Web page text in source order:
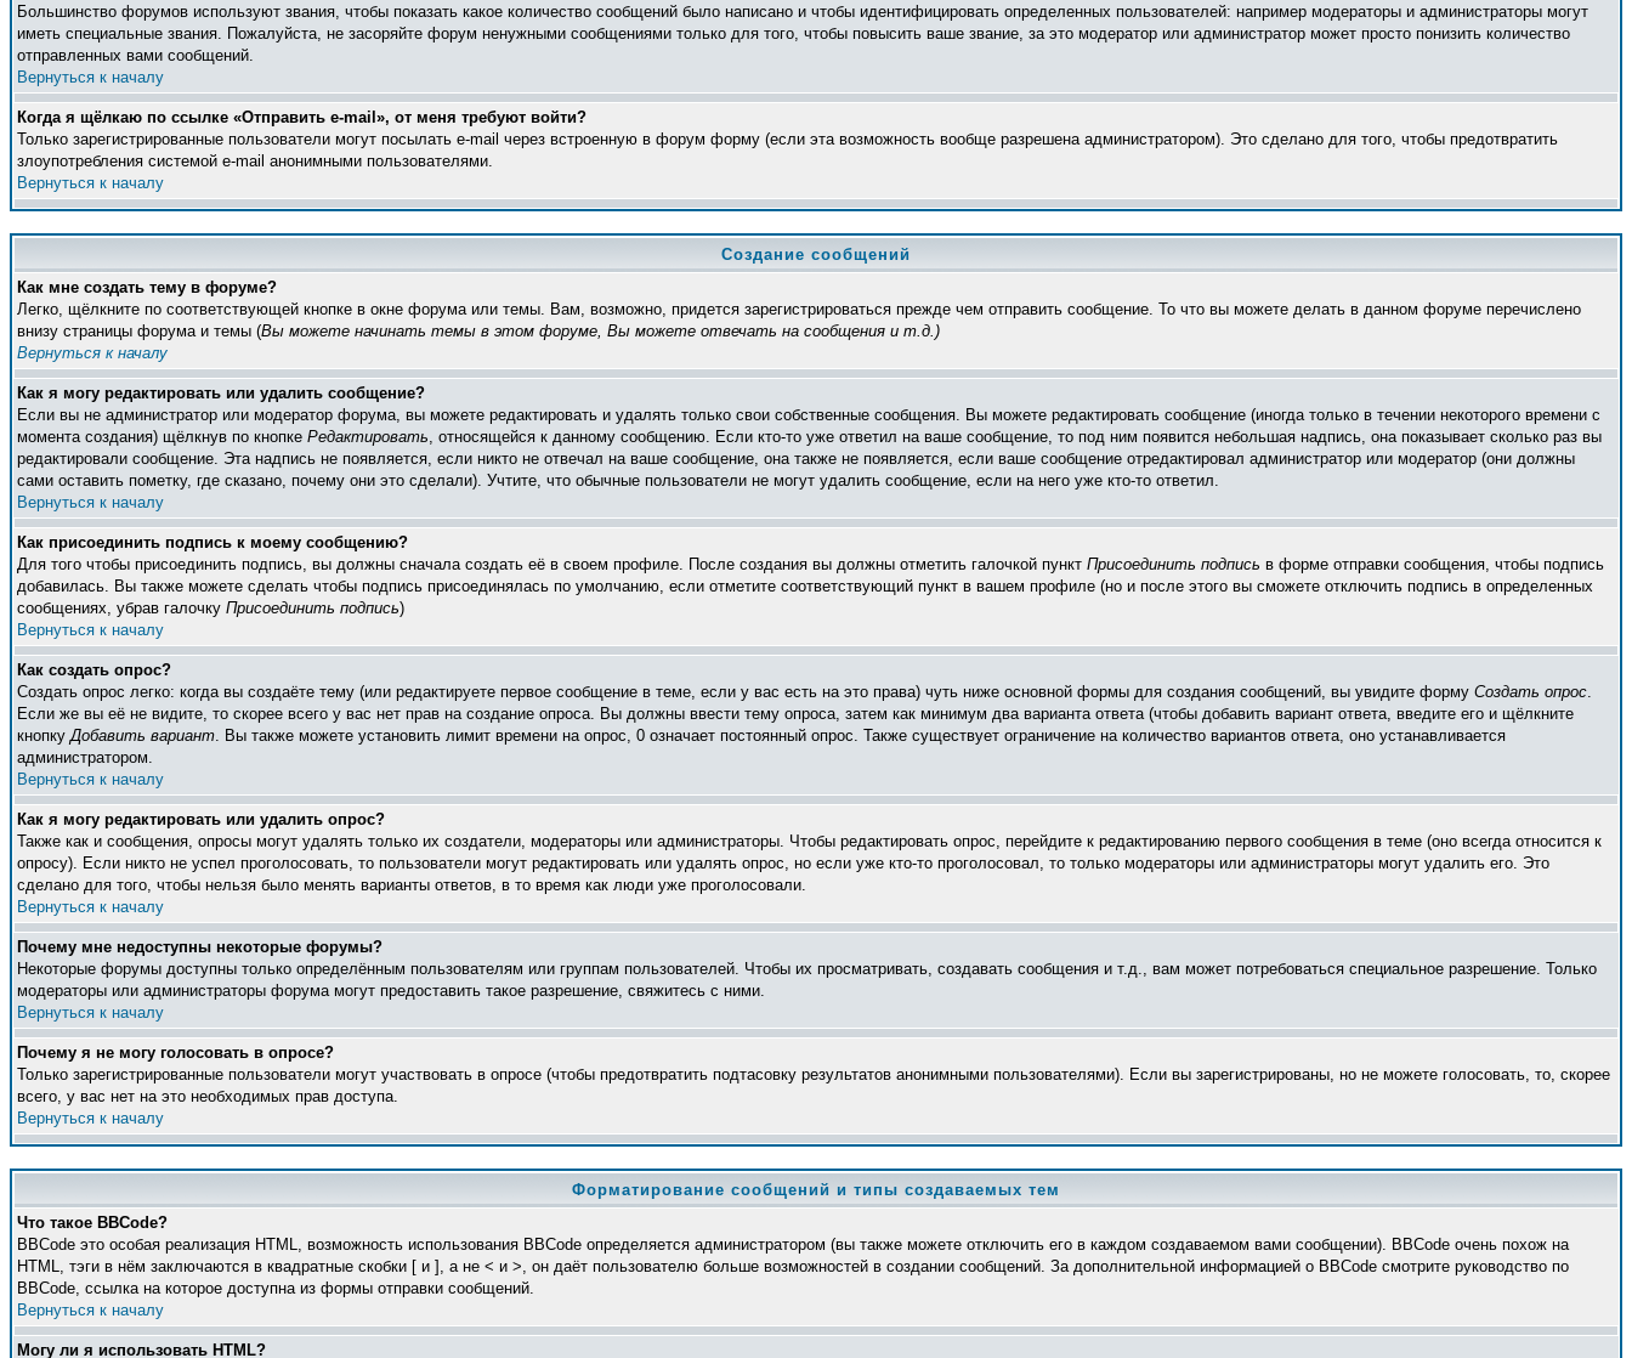
Большинство форумов используют звания, чтобы показать какое количество сообщений было написано и чтобы идентифицировать определенных пользователей: например модераторы и администраторы могут
иметь специальные звания. Пожалуйста, не засоряйте форум ненужными сообщениями только для того, чтобы повысить ваше звание, за это модератор или администратор может просто понизить количество
отправленных вами сообщений.
Вернуться к началу
Когда я щёлкаю по ссылке «Отправить e-mail», от меня требуют войти?
Только зарегистрированные пользователи могут посылать e-mail через встроенную в форум форму (если эта возможность вообще разрешена администратором). Это сделано для того, чтобы предотвратить
злоупотребления системой e-mail анонимными пользователями.
Вернуться к началу
Создание сообщений
Как мне создать тему в форуме?
Легко, щёлкните по соответствующей кнопке в окне форума или темы. Вам, возможно, придется зарегистрироваться прежде чем отправить сообщение. То что вы можете делать в данном форуме перечислено
внизу страницы форума и темы (Вы можете начинать темы в этом форуме, Вы можете отвечать на сообщения и т.д. )
Вернуться к началу
Как я могу редактировать или удалить сообщение?
Если вы не администратор или модератор форума, вы можете редактировать и удалять только свои собственные сообщения. Вы можете редактировать сообщение (иногда только в течении некоторого времени с
момента создания) щёлкнув по кнопке Редактировать, относящейся к данному сообщению. Если кто-то уже ответил на ваше сообщение, то под ним появится небольшая надпись, она показывает сколько раз вы
редактировали сообщение. Эта надпись не появляется, если никто не отвечал на ваше сообщение, она также не появляется, если ваше сообщение отредактировал администратор или модератор (они должны
сами оставить пометку, где сказано, почему они это сделали). Учтите, что обычные пользователи не могут удалить сообщение, если на него уже кто-то ответил.
Вернуться к началу
Как присоединить подпись к моему сообщению?
Для того чтобы присоединить подпись, вы должны сначала создать её в своем профиле. После создания вы должны отметить галочкой пункт Присоединить подпись в форме отправки сообщения, чтобы подпись
добавилась. Вы также можете сделать чтобы подпись присоединялась по умолчанию, если отметите соответствующий пункт в вашем профиле (но и после этого вы сможете отключить подпись в определенных
сообщениях, убрав галочку Присоединить подпись)
Вернуться к началу
Как создать опрос?
Создать опрос легко: когда вы создаёте тему (или редактируете первое сообщение в теме, если у вас есть на это права) чуть ниже основной формы для создания сообщений, вы увидите форму Создать опрос.
Если же вы её не видите, то скорее всего у вас нет прав на создание опроса. Вы должны ввести тему опроса, затем как минимум два варианта ответа (чтобы добавить вариант ответа, введите его и щёлкните
кнопкуДобавить вариант. Вы также можете установить лимит времени на опрос, 0 означает постоянный опрос. Также существует ограничение на количество вариантов ответа, оно устанавливается
администратором.
Вернуться к началу
Как я могу редактировать или удалить опрос?
Также как и сообщения, опросы могут удалять только их создатели, модераторы или администраторы. Чтобы редактировать опрос, перейдите к редактированию первого сообщения в теме (оно всегда относится к
опросу). Если никто не успел проголосовать, то пользователи могут редактировать или удалять опрос, но если уже кто-то проголосовал, то только модераторы или администраторы могут удалить его. Это
сделано для того, чтобы нельзя было менять варианты ответов, в то время как люди уже проголосовали.
Вернуться к началу
Почему мне недоступны некоторые форумы?
Некоторые форумы доступны только определённым пользователям или группам пользователей. Чтобы их просматривать, создавать сообщения и т.д., вам может потребоваться специальное разрешение. Только
модераторы или администраторы форума могут предоставить такое разрешение, свяжитесь с ними.
Вернуться к началу
Почему я не могу голосовать в опросе?
Только зарегистрированные пользователи могут участвовать в опросе (чтобы предотвратить подтасовку результатов анонимными пользователями). Если вы зарегистрированы, но не можете голосовать, то, скорее
всего, у вас нет на это необходимых прав доступа.
Вернуться к началу
Форматирование сообщений и типы создаваемых тем
Что такое BBCode?
BBCode это особая реализация HTML, возможность использования BBCode определяется администратором (вы также можете отключить его в каждом создаваемом вами сообщении). BBCode очень похож на
HTML, тэги в нём заключаются в квадратные скобки [ и ], а не < и >, он даёт пользователю больше возможностей в создании сообщений. За дополнительной информацией о BBCode смотрите руководство по
BBCode, ссылка на которое доступна из формы отправки сообщений.
Вернуться к началу
Могу ли я использовать HTML?